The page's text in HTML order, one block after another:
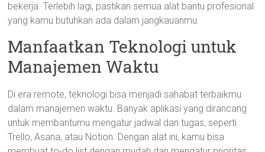
bekerja. Terlebih lagi, pastikan semua alat bantu profesional
yang kamu butuhkan ada dalam jangkauanmu.
Manfaatkan Teknologi untuk
Manajemen Waktu
Di era remote, teknologi bisa menjadi sahabat terbaikmu
dalam manajemen waktu. Banyak aplikasi yang dirancang
untuk membantumu mengatur jadwal dan tugas, seperti
Trello, Asana, atau Notion. Dengan alat ini, kamu bisa